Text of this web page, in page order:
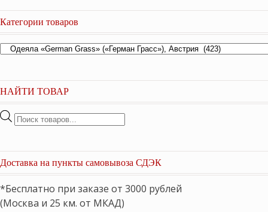
Категории товаров
НАЙТИ ТОВАР
Поиск
Доставка на пункты самовывоза СДЭК
*Бесплатно при заказе от 3000 рублей
(Москва и 25 км. от МКАД)